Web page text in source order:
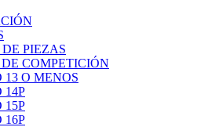
PIEZAS
COMPETICIÓN
13 O MENOS
14P
15P
16P